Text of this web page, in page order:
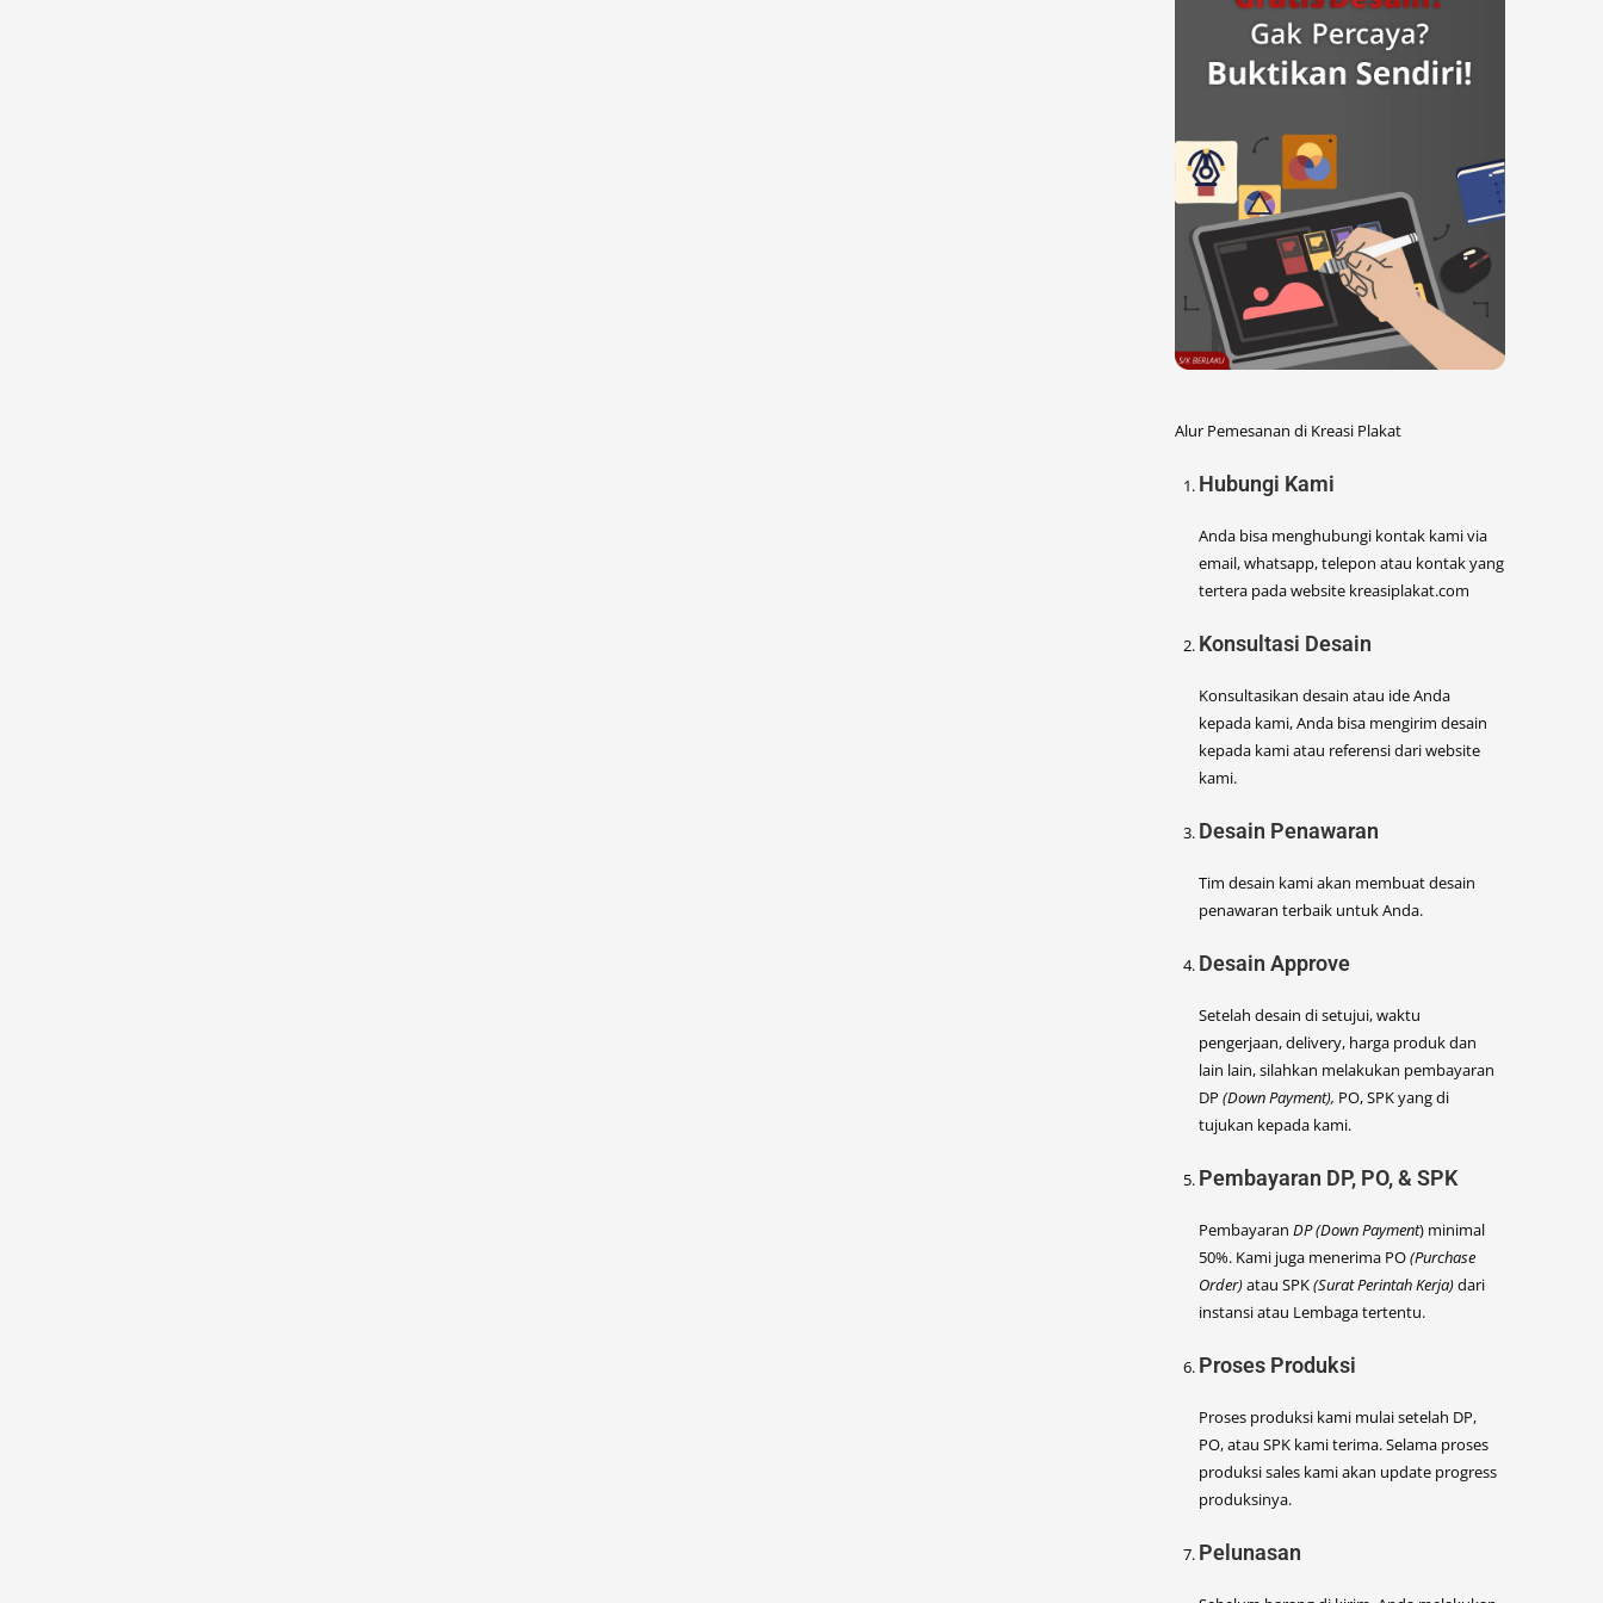
Alur Pemesanan di Kreasi Plakat
Hubungi Kami
Anda bisa menghubungi kontak kami via
email, whatsapp, telepon atau kontak yang
tertera pada website kreasiplakat.com
Konsultasi Desain
Konsultasikan desain atau ide Anda
kepada kami, Anda bisa mengirim desain
kepada kami atau referensi dari website
kami.
Desain Penawaran
Tim desain kami akan membuat desain
penawaran terbaik untuk Anda.
Desain Approve
Setelah desain di setujui, waktu
pengerjaan, delivery, harga produk dan
lain lain, silahkan melakukan pembayaran
DP(Down Payment), PO, SPK yang di
tujukan kepada kami.
Pembayaran DP, PO, & SPK
PembayaranDP (Down Payment) minimal
50%. Kami juga menerima PO(Purchase
Order)atau SPK(Surat Perintah Kerja)dari
instansi atau Lembaga tertentu.
Proses Produksi
Proses produksi kami mulai setelah DP,
PO, atau SPK kami terima. Selama proses
produksi sales kami akan update progress
produksinya.
Pelunasan